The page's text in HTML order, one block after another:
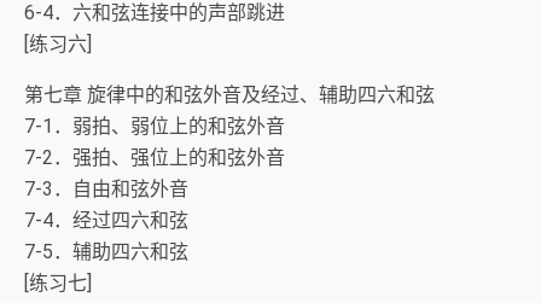
6-4．六和弦连接中的声部跳进
[练习六]
第七章 旋律中的和弦外音及经过、辅助四六和弦
7-1．弱拍、弱位上的和弦外音
7-2．强拍、强位上的和弦外音
7-3．自由和弦外音
7-4．经过四六和弦
7-5．辅助四六和弦
[练习七]